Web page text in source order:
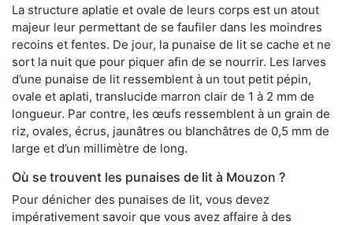
La structure aplatie et ovale de leurs corps est un atout
majeur leur permettant de se faufiler dans les moindres
recoins et fentes. De jour, la punaise de lit se cache et ne
sort la nuit que pour piquer afin de se nourrir. Les larves
d’une punaise de lit ressemblent à un tout petit pépin,
ovale et aplati, translucide marron clair de 1 à 2 mm de
longueur. Par contre, les œufs ressemblent à un grain de
riz, ovales, écrus, jaunâtres ou blanchâtres de 0,5 mm de
large et d’un millimètre de long.
Où se trouvent les punaises de lit à Mouzon ?
Pour dénicher des punaises de lit, vous devez
impérativement savoir que vous avez affaire à des